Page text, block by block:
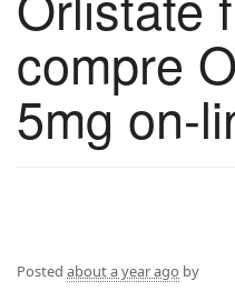
compre
5mg on-
Posted about a year ago by